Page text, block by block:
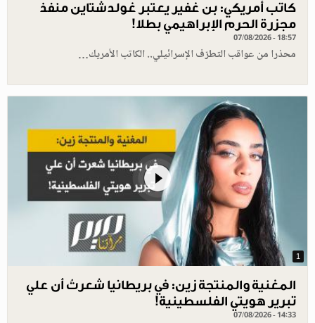
كاتب أمريكي: بن غفير يعتبر غولدشتاين منفذ
مجزرة الحرم الإبراهيمي بطلا!
07/08/2026 - 18:57
محذرا من عواقب التطرّف الإسرائيلي.. الكاتب الأمريك…
1
المغنية والمنتجة زين: في بريطانيا شعرتُ أن علي
تبرير هويتي الفلسطينية!
07/08/2026 - 14:33